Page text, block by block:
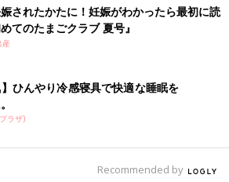
されたかたに！妊娠がわかったら最初に読
てのたまごクラブ 夏号』
産
】ひんやり冷感寝具で快適な睡眠を
ラザ)
Recommended by